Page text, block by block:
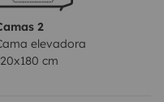
manguera, cable
fumar en el
2
elevadora
cm